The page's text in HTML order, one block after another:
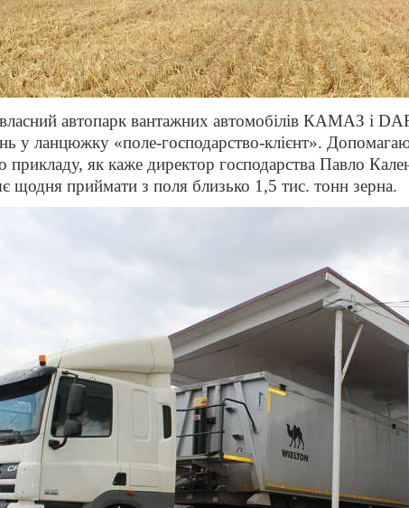
власний автопарк вантажних автомобілів КАМАЗ і
у ланцюжку «поле-господарство-клієнт».
прикладу, як каже директор господарства Павло
щодня приймати з поля близько 1,5 тис. тонн зерна.